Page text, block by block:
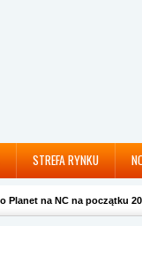
STREFA RYNKU
Planet na NC na początku